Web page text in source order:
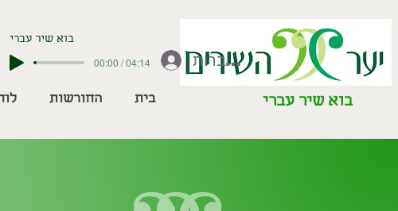
בוא שיר עברי
00:00 / 04:14
בית החורשות בוא שיר עברי
להתחברות